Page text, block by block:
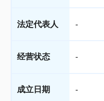
法定代表人 -
经营状态 -
成立日期 -